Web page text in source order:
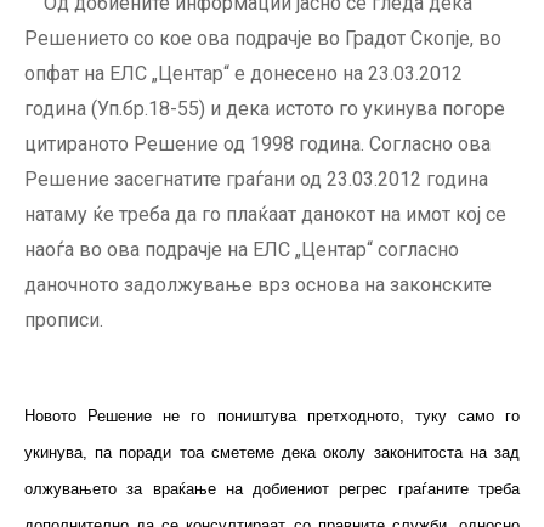
Решението со кое ова подрачје во Градот Скопје, во
опфат на ЕЛС „Центар“ е донесено на 23.03.2012
година (Уп.бр.18-55) и дека истото го укинува погоре
цитираното Решение од 1998 година. Согласно ова
Решение засегнатите граѓани од 23.03.2012 година
натаму ќе треба да го плаќаат данокот на имот кој се
наоѓа во ова подрачје на ЕЛС „Центар“ согласно
даночното задолжување врз основа на законските
прописи.
Новото Решение не го поништува претходното, туку само го
укинува, па поради тоа сметеме дека околу законитоста на зад
олжувањето за враќање на добиениот регрес граѓаните треба